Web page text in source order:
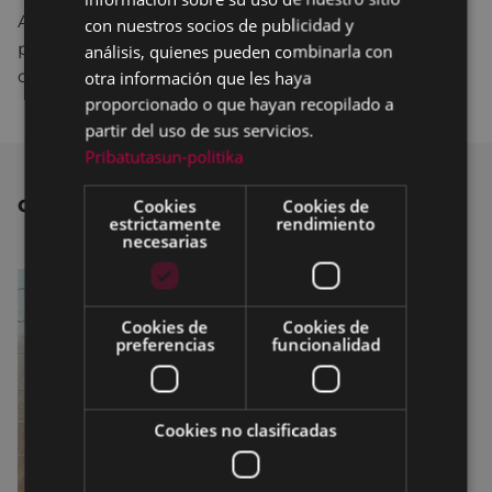
Ayuntamiento se está valorando y analizando la
posibilidad de repetir la experiencia en futuras
ocasiones.
OTRAS NOTICIAS
con nuestros socios de publicidad y
análisis, quienes pueden combinarla con
otra información que les haya
proporcionado o que hayan recopilado a
partir del uso de sus servicios.
Pribatutasun-politika
Cookies
estrictamente
necesarias
Cookies de
rendimiento
Cookies de
preferencias
Cookies de
funcionalidad
Cookies no clasificadas